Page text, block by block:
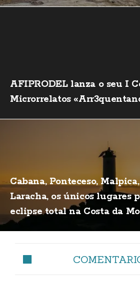
AFIPRODEL lanza o seu I
Microrrelatos
Cabana, Ponteceso,
Laracha, os únicos lugares
eclipse total na Costa da